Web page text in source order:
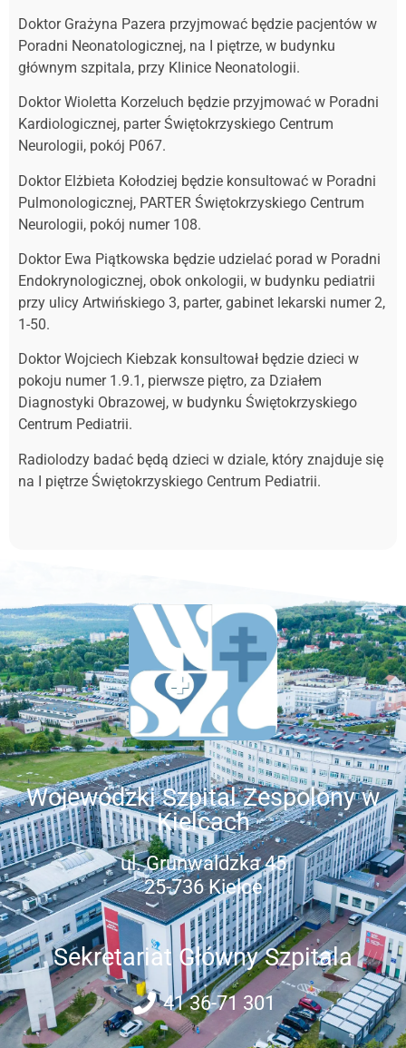
Doktor Grażyna Pazera przyjmować będzie pacjentów w
Poradni Neonatologicznej, na I piętrze, w budynku
głównym szpitala, przy Klinice Neonatologii.
Doktor Wioletta Korzeluch będzie przyjmować w Poradni
Kardiologicznej, parter Świętokrzyskiego Centrum
Neurologii, pokój P067.
Doktor Elżbieta Kołodziej będzie konsultować w Poradni
Pulmonologicznej, PARTER Świętokrzyskiego Centrum
Neurologii, pokój numer 108.
Doktor Ewa Piątkowska będzie udzielać porad w Poradni
Endokrynologicznej, obok onkologii, w budynku pediatrii
przy ulicy Artwińskiego 3, parter, gabinet lekarski numer 2,
1-50.
Doktor Wojciech Kiebzak konsultował będzie dzieci w
pokoju numer 1.9.1, pierwsze piętro, za Działem
Diagnostyki Obrazowej, w budynku Świętokrzyskiego
Centrum Pediatrii.
Radiolodzy badać będą dzieci w dziale, który znajduje się
na I piętrze Świętokrzyskiego Centrum Pediatrii.
Wojewódzki Szpital Zespolony w
Kielcach
ul. Grunwaldzka 45
25-736 Kielce
Sekretariat Główny Szpitala
41 36-71 301